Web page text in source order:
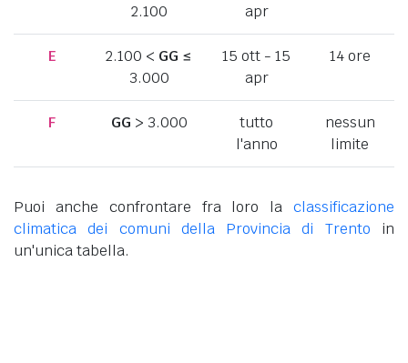
2.100
apr
E 2.100 < GG ≤
3.000
15 ott - 15
apr
14 ore
F GG > 3.000
tutto
l'anno
nessun
limite
Puoi anche confrontare fra loro la classificazione
climatica dei comuni della Provincia di Trento in
un'unica tabella.